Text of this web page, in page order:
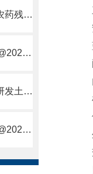
农药残留快速检测仪@_2021【农药残留检测仪器仪表DE原理】
抗生素残留检测仪@【完整版】@2021专业抗生素残留检测仪器仪表
土壤养分检测仪@_2021【专业研发土壤养分快速检测仪器仪表厂】
土壤重金属检测仪@【完整版】@2021专业土壤重金属快速检测仪器仪表
三
安
蓝
配
内
检
便
外
交